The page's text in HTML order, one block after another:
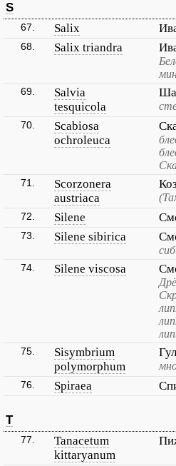
S
67. Salix
68. Salix triandra
69.
Salvia
tesquicola
70.
Scabiosa
ochroleuca
71.
Scorzonera
austriaca
72. Silene
73. Silene sibirica
74. Silene viscosa
75.
Sisymbrium
polymorphum
76. Spiraea
T
77.
Tanacetum
kittaryanum